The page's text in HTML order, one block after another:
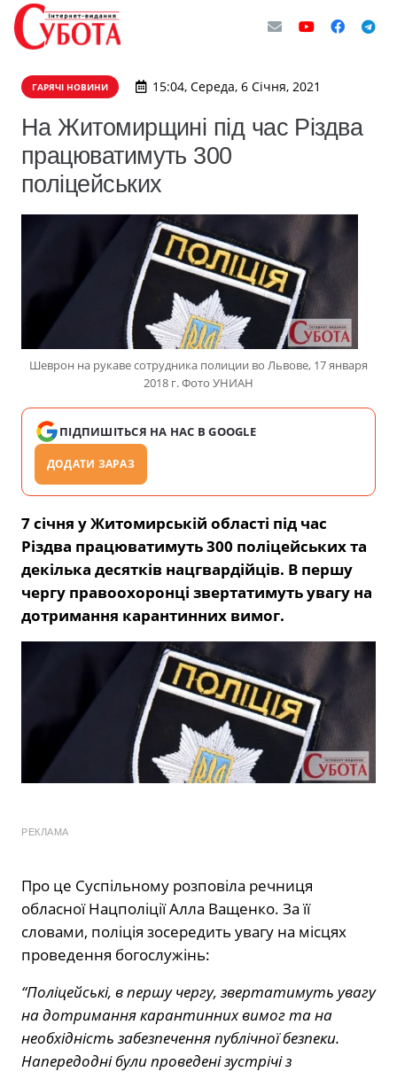
ГАРЯЧІ НОВИНИ 15:04, Середа, 6 Січня, 2021
На Житомирщині під час Різдва
працюватимуть 300
поліцейських
Шеврон на рукаве сотрудника полиции во Львове, 17 января
2018 г. Фото УНИАН
ПІДПИШІТЬСЯ НА НАС В GOOGLE
ДОДАТИ ЗАРАЗ
7 січня у Житомирській області під час
Різдва працюватимуть 300 поліцейських та
декілька десятків нацгвардійців. В першу
чергу правоохоронці звертатимуть увагу на
дотримання карантинних вимог.
РЕКЛАМА
Про це Суспільному розповіла речниця
обласної Нацполіції Алла Ващенко. За її
словами, поліція зосередить увагу на місцях
проведення богослужінь:
“Поліцейські, в першу чергу, звертатимуть увагу
на дотримання карантинних вимог та на
необхідність забезпечення публічної безпеки.
Напередодні були проведені зустрічі з